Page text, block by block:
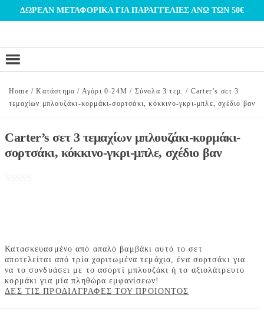
Μετάβαση
περιεχόμενο
ΔΩΡΕΑΝ ΜΕΤΑΦΟΡΙΚΑ ΓΙΑ ΠΑΡΑΓΓΕΛΙΕΣ ΑΝΩ ΤΩΝ 50€
Home /Κατάστημα / Αγόρι 0-24Μ / Σύνολα 3 τεμ. / Carter’s σετ 3
τεμαχίων μπλουζάκι-κορμάκι-σορτσάκι, κόκκινο-γκρι-μπλε, σχέδιο βαν
Carter’s σετ 3 τεμαχίων μπλουζάκι-κορμάκι-
σορτσάκι, κόκκινο-γκρι-μπλε, σχέδιο βαν
Κατασκευασμένο από απαλό βαμβάκι αυτό το σετ
αποτελείται από τρία χαριτωμένα τεμάχια, ένα σορτσάκι για
να το συνδυάσει με το ασορτί μπλουζάκι ή το αξιολάτρευτο
κορμάκι για μία πληθώρα εμφανίσεων!
ΔΕΣ ΤΙΣ ΠΡΟΔΙΑΓΡΑΦΕΣ ΤΟΥ ΠΡΟΙΟΝΤΟΣ